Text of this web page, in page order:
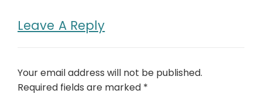
Leave A Reply
Your email address will not be published.
Required fields are marked *